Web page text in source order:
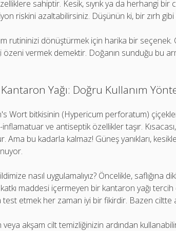
sahiptir. Kesik, sıyrık ya da herhangi bir
riskini azaltabilirsiniz. Düşünün ki, bir zırh
rutininizi dönüştürmek için harika bir seçenek.
vermek demektir. Doğanın sunduğu bu
Yağı: Doğru Kullanım
Wort bitkisinin (Hypericum perforatum)
ve antiseptik özellikler taşır.
Ama bu kadarla kalmaz! Güneş yanıkları,
nasıl uygulamalıyız? Öncelikle, saflığına
katkı maddesi içermeyen bir kantaron yağı
etmek her zaman iyi bir fikirdir. Bazen ciltte
veya akşam cilt temizliğinizin ardından